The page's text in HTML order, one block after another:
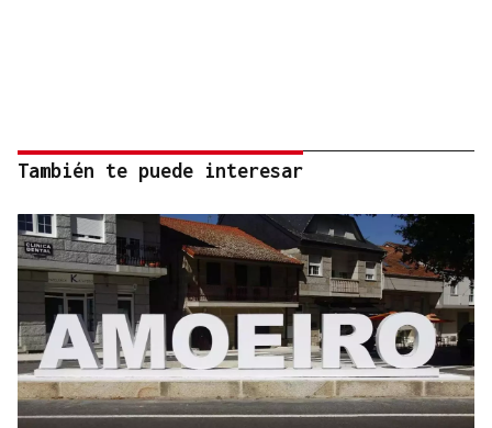
También te puede interesar